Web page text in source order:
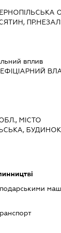
вплив
МІСТО
БУДИНОК